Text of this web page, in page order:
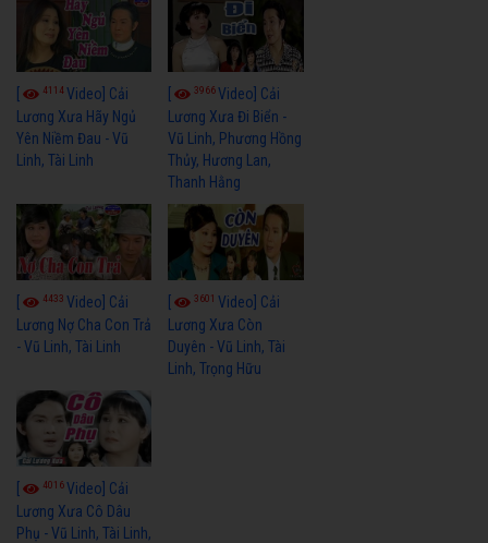
4114Video] Cải
Lương Xưa Hãy Ngủ
Yên Niềm Đau - Vũ
Linh, Tài Linh
3966Video] Cải
Lương Xưa Đi Biển -
Vũ Linh, Phương Hồng
Thủy, Hương Lan,
Thanh Hằng
4433 Video] Cải
Lương Nợ Cha Con Trả
- Vũ Linh, Tài Linh
3601Video] Cải
Lương Xưa Còn
Duyên - Vũ Linh, Tài
Linh, Trọng Hữu
[ 4016Video] Cải
Lương Xưa Cô Dâu
Phụ - Vũ Linh, Tài Linh,